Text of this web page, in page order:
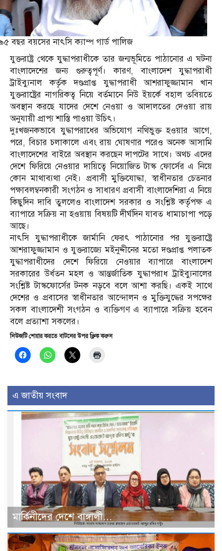
বছর বয়সের নাৎসি ক্যাম্প গার্ড পালিজ
যুক্তরাষ্ট্র থেকে যুদ্ধাপরাধীকে তার জন্মভূমিতে পাঠানোর এ ঘটনা
বাংলাদেশের জন‍্য গুরুত্বপূর্ণ। কারণ, বাংলাদেশ যুদ্ধাপরাধী
ট্রাইব্যুনাল কর্তৃক দণ্ডপ্রাপ্ত যুদ্ধাপরাধী আশরাফুজ্জামান খান
যুক্তরাষ্ট্রের নাগরিকত্ব নিয়ে বর্তমানে নিউ ইয়র্কে বহাল তবিয়তে
অবস্থান করছে যাদের দেশে নেওয়া ও আদালতের দেওয়া রায়
অনুযায়ী প্রাপ্য শাস্তি পাওয়া উচিৎ।
দুঃখজনকভাবে যুদ্ধাপরাধের অভিযোগ নথিভুক্ত হওয়ার আগে,
পরে, বিচার চলাকালে এবং রায় ঘোষণার পরেও অনেক আসামি
বাংলাদেশের বাইরে অবস্থান করছেন দাপটের সাথে। অথচ এদের
দেশে ফিরিয়ে নেওয়ার দায়িত্বে নিয়োজিত টাস্ক ফোর্সের এ নিয়ে
কোন মাথাব্যথা নেই। প্রবাসী মুক্তিযোদ্ধা, স্বাধীনতার চেতনার
পক্ষাবলম্বনকারী সংগঠন ও সাধারণ প্রবাসী বাংলাদেশিরা এ নিয়ে
কিছুদিন দাবি তুললেও বাংলাদেশ সরকার ও সংশ্লিষ্ট কর্তৃপক্ষ এ
ব‍্যাপারে সক্রিয় না হওয়ায় বিষয়টি দীর্ঘদিন যাবত ধামাচাপা পড়ে
আছে।
নাৎসি যুদ্ধাপরাধীকে জার্মানি ফেরৎ পাঠানোর পর যুক্তরাষ্ট্রে
আশরাফুজ্জামান ও যুক্তরাজ্যে মইনুদ্দীনের মতো দণ্ডপ্রাপ্ত পলাতক
যুদ্ধাপরাধীদের দেশে ফিরিয়ে নেওয়ার ব্যাপারে বাংলাদেশ
সরকারের উর্ধতন মহল ও আন্তর্জাতিক যুদ্ধাপরাধ ট্রাইব্যুনালের
সংশ্লিষ্ট টাস্কফোর্সের টনক নড়বে বলে আশা করছি। একই সাথে
দেশের ও প্রবাসের স্বাধীনতার আন্দোলন ও মুক্তিযুদ্ধের সপক্ষের
সকল বাংলাদেশী সংগঠন ও ব্যক্তিগণ এ ব্যাপারে সক্রিয় হবেন
বলে প্রত‍্যাশা সকলের।
নিউজটি শেয়ার করতে বাটনের উপর ক্লিক করুন
এ জাতীয় সংবাদ
মার্কিনীদের দেশে বাঙ্গালী…